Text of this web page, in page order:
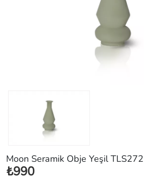
Moon Seramik Obje Yeşil TLS272
₺990